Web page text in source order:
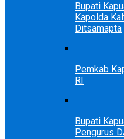
Bupati
Kapolda
Ditsamapta
Pemkab
RI
Bupati
Pengurus